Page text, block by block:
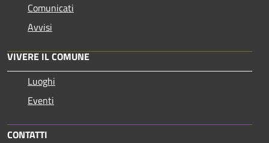
Comunicati
Avvisi
VIVERE IL COMUNE
Luoghi
Eventi
CONTATTI